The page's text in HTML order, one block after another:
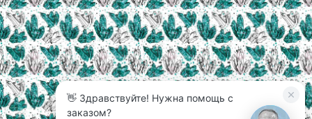
3
👋 Здравствуйте! Нужна помощь с
заказом?